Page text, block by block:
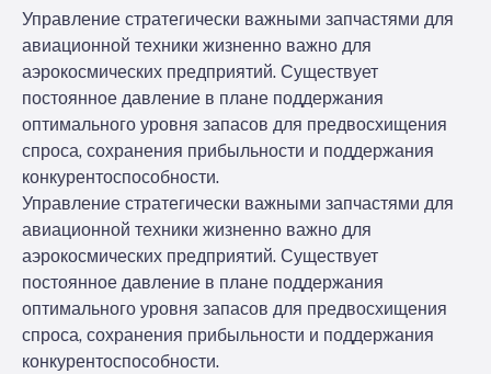
Управление стратегически важными запчастями для
авиационной техники жизненно важно для
аэрокосмических предприятий. Существует
постоянное давление в плане поддержания
оптимального уровня запасов для предвосхищения
спроса, сохранения прибыльности и поддержания
конкурентоспособности.
Управление стратегически важными запчастями для
авиационной техники жизненно важно для
аэрокосмических предприятий. Существует
постоянное давление в плане поддержания
оптимального уровня запасов для предвосхищения
спроса, сохранения прибыльности и поддержания
конкурентоспособности.